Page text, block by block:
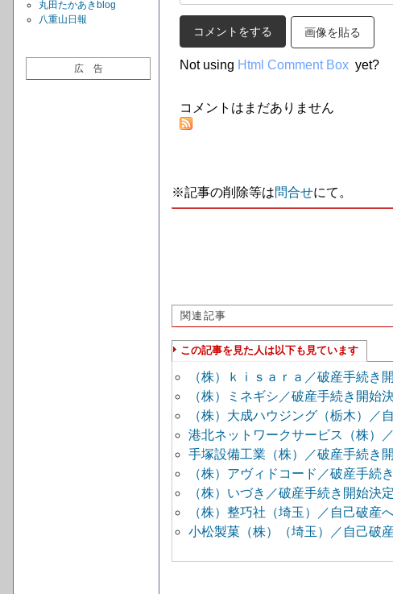
丸田たかあきblog
八重山日報
広 告
画像を貼る
Not using Html Comment Box yet?
コメントはまだありません
※記事の削除等は問合せにて。
関連記事
この記事を見た人は以下も見ています
（株）ｋｉｓａｒａ／破産手続き
（株）ミネギシ／破産手続き開始
（株）大成ハウジング（栃木）
港北ネットワークサービス（株）
手塚設備工業（株）／破産手続き
（株）アヴィドコード／破産手
（株）いづき／破産手続き開始決
（株）整巧社（埼玉）／自己破
小松製菓（株）（埼玉）／自己破